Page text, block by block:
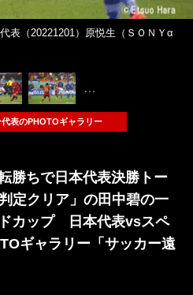
（20221201）原悦生（ＳＯＮＹα
…
代表のPHOTOギャラリー
勝ちで日本代表決勝トー
定クリア」の田中碧の一
カップ 日本代表vsスペ
ギャラリー「サッカー遠